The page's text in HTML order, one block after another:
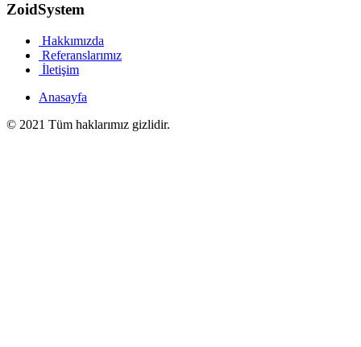
ZoidSystem
Hakkımızda
Referanslarımız
İletişim
Anasayfa
© 2021 Tüm haklarımız gizlidir.